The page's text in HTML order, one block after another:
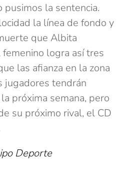
la sentencia.
la línea de fondo y
que Albita
logra así tres
las afianza en la zona
jugadores tendrán
próxima semana, pero
su próximo rival, el CD
Deporte